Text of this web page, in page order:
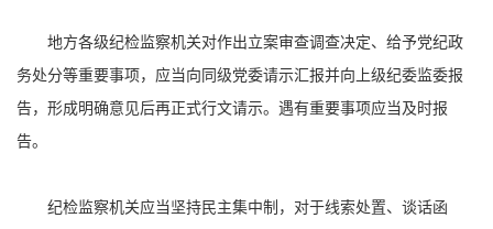
地方各级纪检监察机关对作出立案审查调查决定、给予党纪政
务处分等重要事项，应当向同级党委请示汇报并向上级纪委监委报
告，形成明确意见后再正式行文请示。遇有重要事项应当及时报
告。
纪检监察机关应当坚持民主集中制，对于线索处置、谈话函